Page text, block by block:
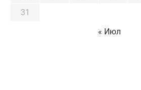
31
« Июл